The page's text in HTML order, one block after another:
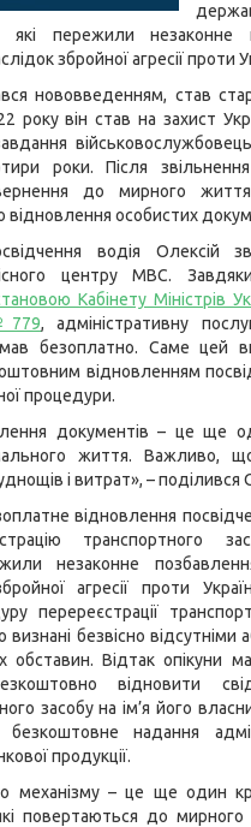
які пережили незаконне
збройної агресії проти
нововведенням, став
року він став на захист
роки. Після
до мирного
відновлення особистих
водія Олексій
центру МВС.
Кабінету Міністрів
, адміністративну
безоплатно. Саме цей
відновленням
процедури.
документів – це ще
життя. Важливо,
і витрат», – поділився
відновлення
транспортного
незаконне
агресії проти
перереєстрації
визнані безвісно відсутніми
обставин. Відтак опікуни
відновити
засобу на ім’я його
надання
продукції.
механізму – це ще один
повертаються до